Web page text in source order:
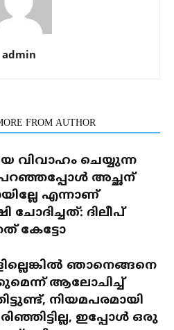
admin
FROM AUTHOR
വിവാഹം ചെയ്യുന്ന
പറഞ്ഞപ്പോൾ അച്ഛന്
എന്നാണ്
ചോദിച്ചത്: ദിലീപ്
കേട്ടോ
ഞാനെങ്ങനെ
ആലോചിച്ച്
നിയമപരമായി
ഇപ്പോൾ ഒരു